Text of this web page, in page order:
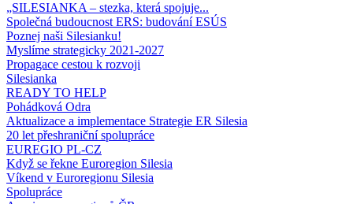
„SILESIANKA – stezka, která spojuje...
Společná budoucnost ERS: budování ESÚS
Poznej naši Silesianku!
Myslíme strategicky 2021-2027
Propagace cestou k rozvoji
Silesianka
READY TO HELP
Pohádková Odra
Aktualizace a implementace Strategie ER Silesia
20 let přeshraniční spolupráce
EUREGIO PL-CZ
Když se řekne Euroregion Silesia
Víkend v Euroregionu Silesia
Spolupráce